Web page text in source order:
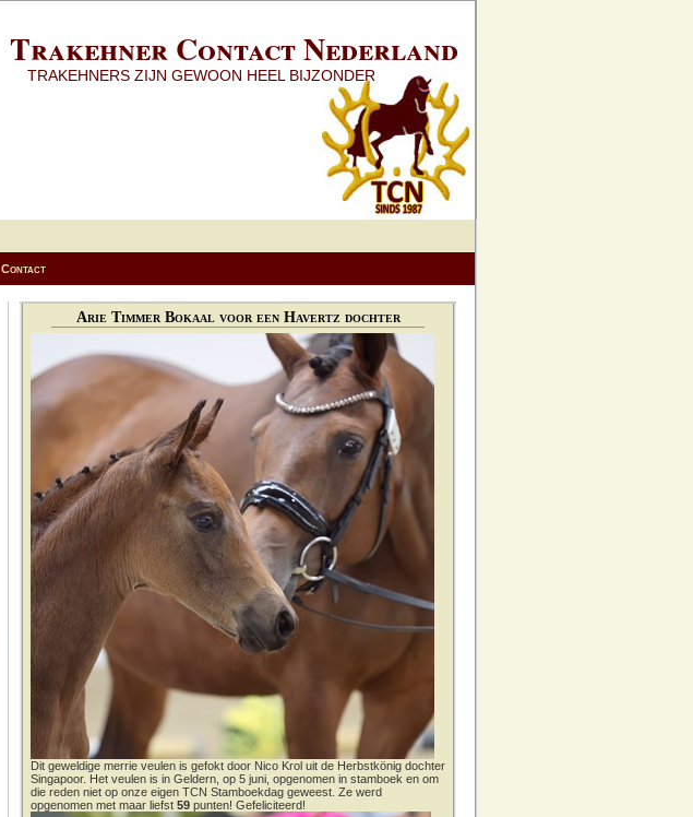
Trakehner Contact Nederland
TRAKEHNERS ZIJN GEWOON HEEL BIJZONDER
Contact
Arie Timmer Bokaal voor een Havertz dochter
Dit geweldige merrie veulen is gefokt door Nico Krol uit de Herbstkönig dochter
Singapoor. Het veulen is in Geldern, op 5 juni, opgenomen in stamboek en om
die reden niet op onze eigen TCN Stamboekdag geweest. Ze werd
opgenomen met maar liefst 59 punten! Gefeliciteerd!